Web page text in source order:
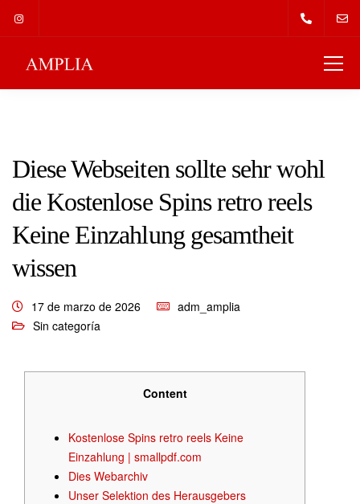
Diese Webseiten sollte sehr wohl
die Kostenlose Spins retro reels
Keine Einzahlung gesamtheit
wissen
17 de marzo de 2026
adm_amplia
Sin categoría
Content
Kostenlose Spins retro reels Keine
Einzahlung | smallpdf.com
Dies Webarchiv
Unser Selektion des Herausgebers